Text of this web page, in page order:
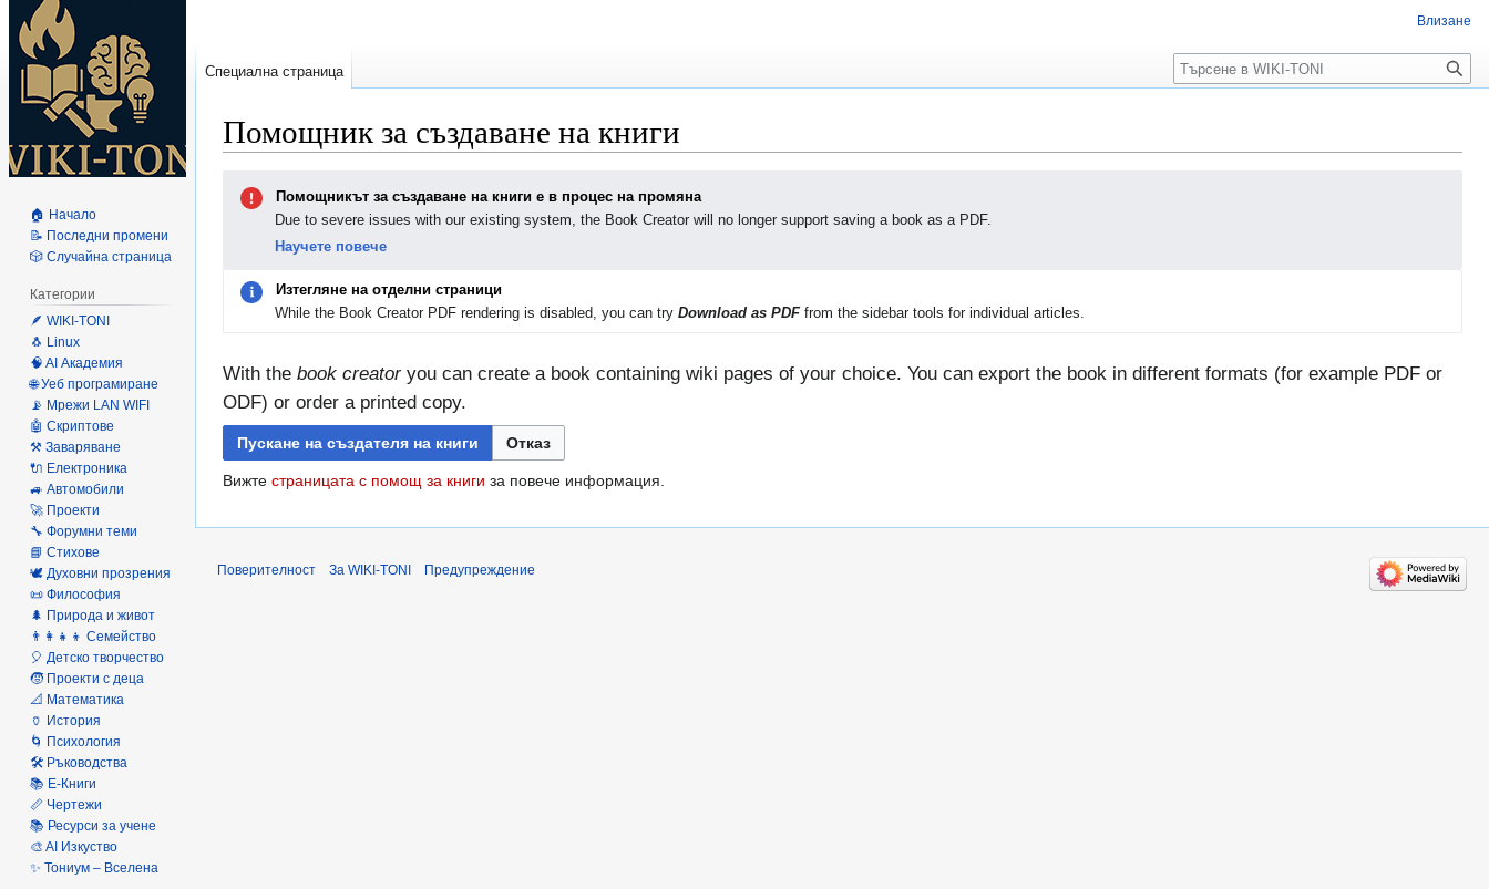
Помощник за създаване на книги
към
навигацията
към
търсенето
Помощникът за създаване на книги е в процес на промяна
Due to severe issues with our existing system, the Book Creator will no longer support saving a book as a PDF.
Научете повече
Изтегляне на отделни страници
While the Book Creator PDF rendering is disabled, you can try Download as PDFfrom the sidebar tools for individual articles.
With the book creatoryou can create a book containing wiki pages of your choice. You can export the book in different formats (for example PDF or
ODF) or order a printed copy.
Пускане на създателя на книги Отказ
Вижте страницата с помощ за книги за повече информация.
Влизане
Специална страница Търсене
🏠 Начало
📝 Последни промени
🎲 Случайна страница
Категории
🪶 WIKI-TONI
🐧 Linux
🧠 AI Академия
🌐 Уеб програмиране
📡 Мрежи LAN WIFI
🤖 Скриптове
⚒️ Заваряване
🔌 Електроника
🚙 Автомобили
🚀 Проекти
🔧 Форумни теми
📘 Стихове
🕊️ Духовни прозрения
📜 Философия
🌲 Природа и живот
👨‍👩‍👧‍👦 Семейство
🎈 Детско творчество
🧒 Проекти с деца
📐 Математика
🏺 История
🌀 Психология
🛠️ Ръководства
📚 Е-Книги
📏 Чертежи
📚 Ресурси за учене
🎨 AI Изкуство
✨ Тониум – Вселена
Поверителност За WIKI-TONI Предупреждение